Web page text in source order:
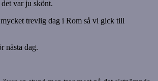
var ju skönt.
trevlig dag i Rom så vi gick till
nästa dag.